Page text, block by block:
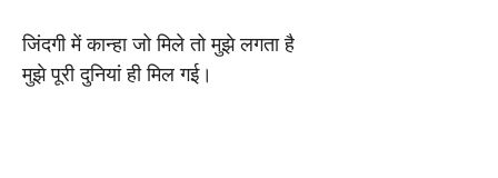
जिंदगी में कान्हा जो मिले तो मुझे लगता है
मुझे पूरी दुनियां ही मिल गई।